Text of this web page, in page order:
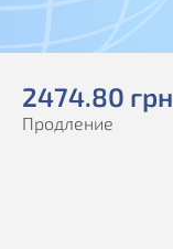
2474.80 грн
Продление